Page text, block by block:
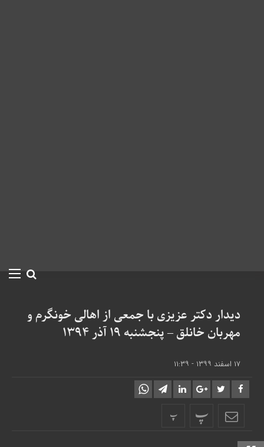
دیدار دکتر عزیزی با جمعی از اهالی خونگرم و
مهربان خانلق – پنجشنبه ۱۹ آذر ۱۳۹۴
۱۷ اسفند ۱۳۹۹ - ۱۱:۳۹
پ پ